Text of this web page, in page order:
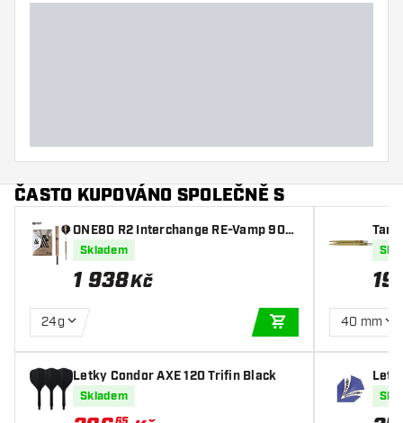
ČASTO KUPOVÁNO SPOLEČNĚ S
ONE80 R2 Interchange RE-Vamp 90%
- Šipky Steel
Skladem
1 938Kč
24g
PŘIDAT DO KOŠÍKU
Letky Condor AXE 120 Trifin Black
Skladem
40 mm